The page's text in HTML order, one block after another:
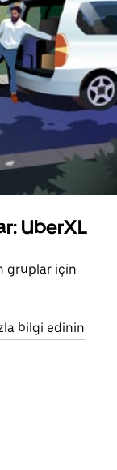
UberXL
gruplar için
bilgi edinin